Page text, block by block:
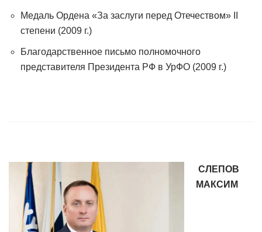
Медаль Ордена «За заслуги перед Отечеством» II
степени (2009 г.)
Благодарственное письмо полномочного
представителя Президента РФ в УрФО (2009 г.)
СЛЕПОВ
МАКСИМ